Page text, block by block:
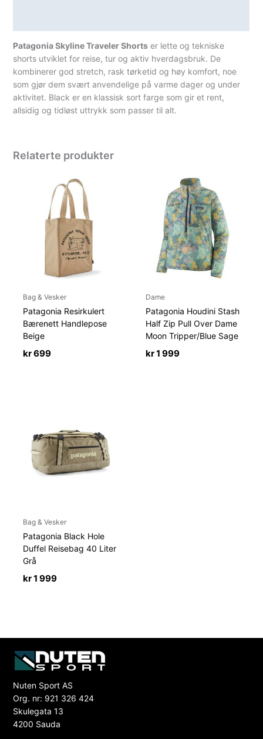
Patagonia Skyline Traveler Shorts er lette og tekniske
shorts utviklet for reise, tur og aktiv hverdagsbruk. De
kombinerer god stretch, rask tørketid og høy komfort, noe
som gjør dem svært anvendelige på varme dager og under
aktivitet. Black er en klassisk sort farge som gir et rent,
allsidig og tidløst uttrykk som passer til alt.
Relaterte produkter
Bag & Vesker
Patagonia Resirkulert
Bærenett Handlepose
Beige
kr699
Dame
Patagonia Houdini Stash
Half Zip Pull Over Dame
Moon Tripper/Blue Sage
kr1 999
Bag & Vesker
Patagonia Black Hole
Duffel Reisebag 40 Liter
Grå
kr1 999
Nuten Sport AS
Org. nr: 921 326 424
Skulegata 13
4200 Sauda